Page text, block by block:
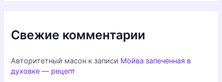
Свежие комментарии
Авторитетный масон к записи Мойва запеченная в
духовке — рецепт